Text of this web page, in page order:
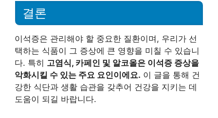
결론
이석증은 관리해야 할 중요한 질환이며, 우리가 선
택하는 식품이 그 증상에 큰 영향을 미칠 수 있습니
다. 특히 고염식, 카페인 및 알코올은 이석증 증상을
악화시킬 수 있는 주요 요인이에요. 이 글을 통해 건
강한 식단과 생활 습관을 갖추어 건강을 지키는 데
도움이 되길 바랍니다.